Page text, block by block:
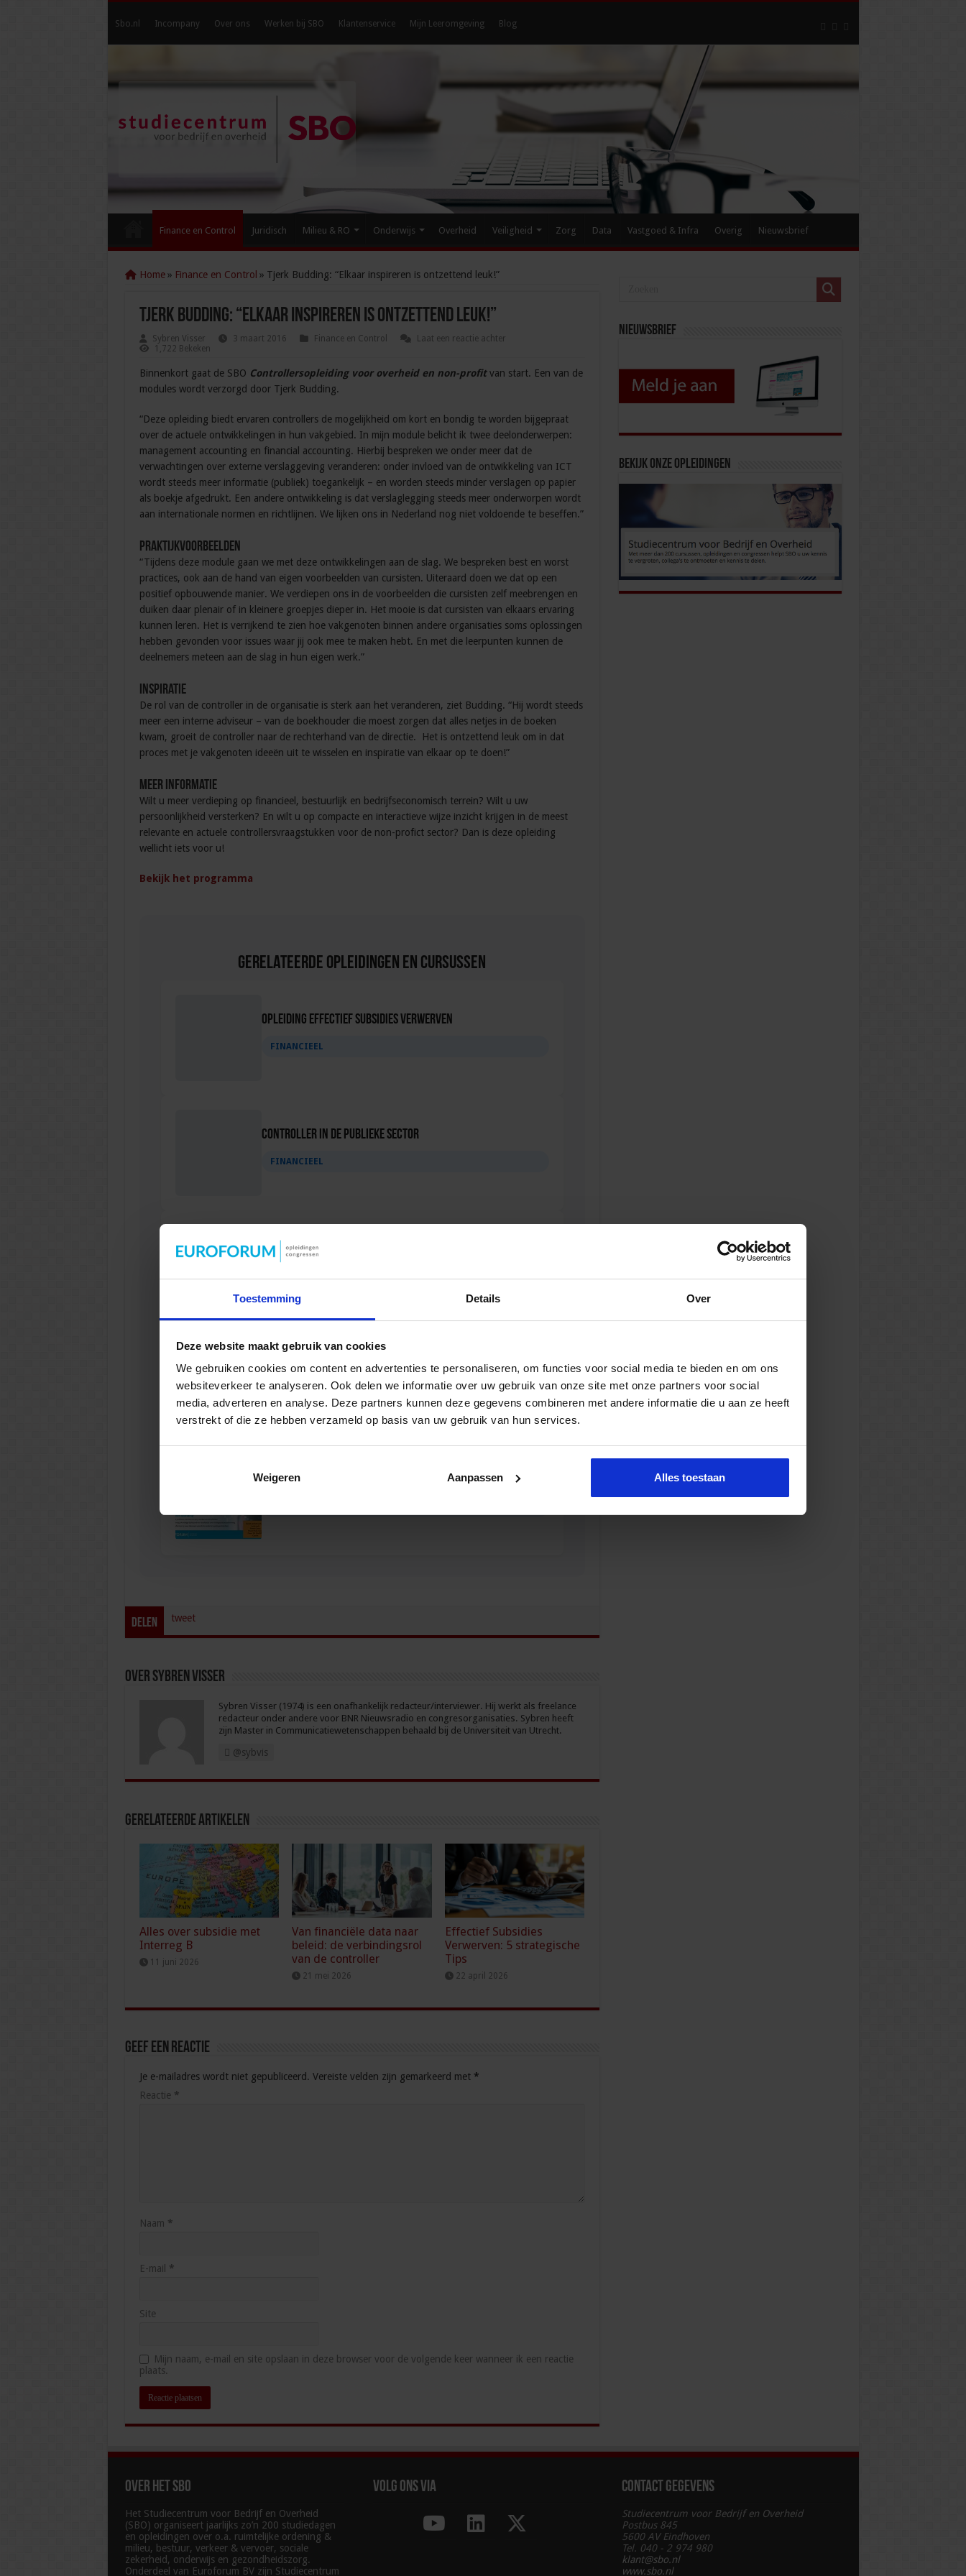
Toestemming Details Over
Deze website maakt gebruik van cookies
We gebruiken cookies om content en advertenties te personaliseren, om functies voor social media te bieden en om ons
websiteverkeer te analyseren. Ook delen we informatie over uw gebruik van onze site met onze partners voor social
media, adverteren en analyse. Deze partners kunnen deze gegevens combineren met andere informatie die u aan ze heeft
verstrekt of die ze hebben verzameld op basis van uw gebruik van hun services.
Weigeren Aanpassen Alles toestaan
Sbo.nl Incompany Over ons Werken bij SBO Klantenservice Mijn Leeromgeving Blog
Finance en Control Juridisch Milieu & RO Onderwijs Overheid Veiligheid Zorg Data Vastgoed & Infra Overig Nieuwsbrief
Home » Finance en Control » Tjerk Budding: “Elkaar inspireren is ontzettend leuk!”
Tjerk Budding: “Elkaar inspireren is ontzettend leuk!”
Sybren Visser 3 maart 2016 Finance en Control
Laat een reactie achter
1,722 Bekeken
Binnenkort gaat de SBO Controllersopleiding voor overheid en non-profitvan start. Een van de
modules wordt verzorgd door Tjerk Budding.
“Deze opleiding biedt ervaren controllers de mogelijkheid om kort en bondig te worden bijgepraat
over de actuele ontwikkelingen in hun vakgebied. In mijn module belicht ik twee deelonderwerpen:
management accounting en financial accounting. Hierbij bespreken we onder meer dat de
verwachtingen over externe verslaggeving veranderen: onder invloed van de ontwikkeling van ICT
wordt steeds meer informatie (publiek) toegankelijk – en worden steeds minder verslagen op papier
als boekje afgedrukt. Een andere ontwikkeling is dat verslaglegging steeds meer onderworpen wordt
aan internationale normen en richtlijnen. We lijken ons in Nederland nog niet voldoende te beseffen.”
Praktijkvoorbeelden
“Tijdens deze module gaan we met deze ontwikkelingen aan de slag. We bespreken best en worst
practices, ook aan de hand van eigen voorbeelden van cursisten. Uiteraard doen we dat op een
positief opbouwende manier. We verdiepen ons in de voorbeelden die cursisten zelf meebrengen en
duiken daar plenair of in kleinere groepjes dieper in. Het mooie is dat cursisten van elkaars ervaring
kunnen leren. Het is verrijkend te zien hoe vakgenoten binnen andere organisaties soms oplossingen
hebben gevonden voor issues waar jij ook mee te maken hebt. En met die leerpunten kunnen de
deelnemers meteen aan de slag in hun eigen werk.”
Inspiratie
De rol van de controller in de organisatie is sterk aan het veranderen, ziet Budding. “Hij wordt steeds
meer een interne adviseur – van de boekhouder die moest zorgen dat alles netjes in de boeken
kwam, groeit de controller naar de rechterhand van de directie. Het is ontzettend leuk om in dat
proces met je vakgenoten ideeën uit te wisselen en inspiratie van elkaar op te doen!”
Meer informatie
Wilt u meer verdieping op financieel, bestuurlijk en bedrijfseconomisch terrein? Wilt u uw
persoonlijkheid versterken? En wilt u op compacte en interactieve wijze inzicht krijgen in de meest
relevante en actuele controllersvraagstukken voor de non-profict sector? Dan is deze opleiding
wellicht iets voor u!
Bekijk het programma
Gerelateerde Opleidingen en Cursussen
Opleiding Effectief subsidies verwerven
FINANCIEEL
Controller in de publieke sector
FINANCIEEL
Business Controller Opleiding
FINANCIEEL
Opleiding Controller in de Zorg
FINANCIEEL
Opleiding Data-analyse in finance
Delen tweet
Over Sybren Visser
Sybren Visser (1974) is een onafhankelijk redacteur/interviewer. Hij werkt als freelance
redacteur onder andere voor BNR Nieuwsradio en congresorganisaties. Sybren heeft
zijn Master in Communicatiewetenschappen behaald bij de Universiteit van Utrecht.
@sybvis
Gerelateerde Artikelen
Alles over subsidie met
Interreg B
11 juni 2026
Van financiële data naar
beleid: de verbindingsrol
van de controller
21 mei 2026
Effectief Subsidies
Verwerven: 5 strategische
Tips
22 april 2026
Geef een reactie
Je e-mailadres wordt niet gepubliceerd. Vereiste velden zijn gemarkeerd met *
Reactie *
Naam *
E-mail *
Site
Mijn naam, e-mail en site opslaan in deze browser voor de volgende keer wanneer ik een reactie
plaats.
Nieuwsbrief
Bekijk onze opleidingen
Over het SBO
Het Studiecentrum voor Bedrijf en Overheid
(SBO) organiseert jaarlijks zo’n 200 studiedagen
en opleidingen over o.a. ruimtelijke ordening &
milieu, bestuur, verkeer & vervoer, sociale
zekerheid, onderwijs en gezondheidszorg.
Onderdeel van Euroforum BV zijn Studiecentrum
Volg ons via Contact gegevens
Studiecentrum voor Bedrijf en Overheid
Postbus 845
5600 AV Eindhoven
Tel. 040 - 2 974 980
klant@sbo.nl
www.sbo.nl